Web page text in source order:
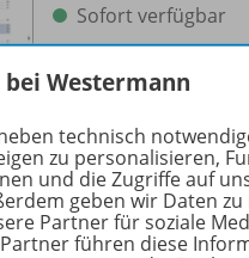
Sofort verfügbar
Dateiformat:PDF-
Westermann
technisch
zu personalisieren,
und die Zugriffe auf
geben wir Daten
Partner für soziale
führen diese